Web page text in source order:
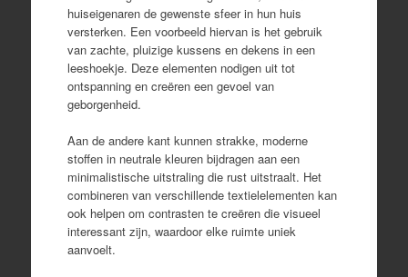
huiseigenaren de gewenste sfeer in hun huis
versterken. Een voorbeeld hiervan is het gebruik
van zachte, pluizige kussens en dekens in een
leeshoekje. Deze elementen nodigen uit tot
ontspanning en creëren een gevoel van
geborgenheid.
Aan de andere kant kunnen strakke, moderne
stoffen in neutrale kleuren bijdragen aan een
minimalistische uitstraling die rust uitstraalt. Het
combineren van verschillende textielelementen kan
ook helpen om contrasten te creëren die visueel
interessant zijn, waardoor elke ruimte uniek
aanvoelt.